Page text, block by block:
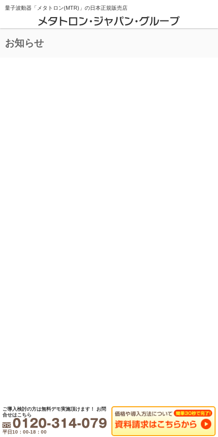
量子波動器「メタトロン(MTR)」の日本正規販売店
ご導入検討の方は無料デモ実施頂けます！
お問
合せはこちら
平日10：00-18：00
お知らせ